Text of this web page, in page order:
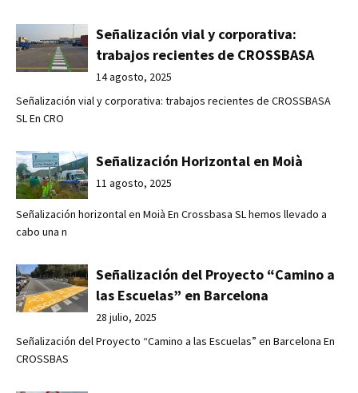
Señalización vial y corporativa:
trabajos recientes de CROSSBASA
14 agosto, 2025
Señalización vial y corporativa: trabajos recientes de CROSSBASA
SL En CRO
Señalización Horizontal en Moià
11 agosto, 2025
Señalización horizontal en Moià En Crossbasa SL hemos llevado a
cabo una n
Señalización del Proyecto “Camino a
las Escuelas” en Barcelona
28 julio, 2025
Señalización del Proyecto “Camino a las Escuelas” en Barcelona En
CROSSBAS